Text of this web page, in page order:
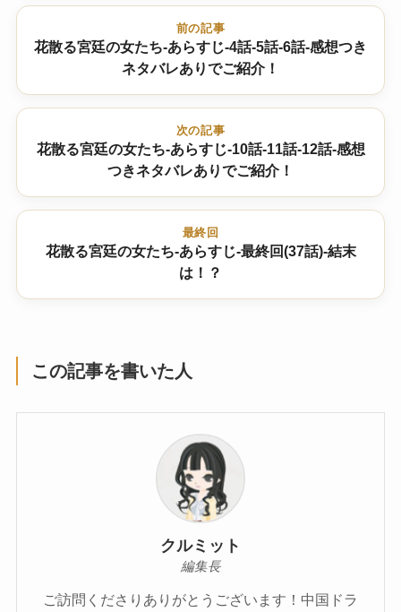
前の記事
花散る宮廷の女たち-あらすじ-4話-5話-6話-感想つき
ネタバレありでご紹介！
次の記事
花散る宮廷の女たち-あらすじ-10話-11話-12話-感想
つきネタバレありでご紹介！
最終回
花散る宮廷の女たち-あらすじ-最終回(37話)-結末
は！？
この記事を書いた人
クルミット
編集長
ご訪問くださりありがとうございます！中国ドラ